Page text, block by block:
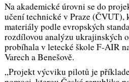
Na akademické úrovni se do
učení technické v Praze
materiály podle evropských
rozdílovou analýzu ukrajinských
probíhala v letecké škole F-AIR
Varech a Benešově.
„Projekt výcviku pilotů je